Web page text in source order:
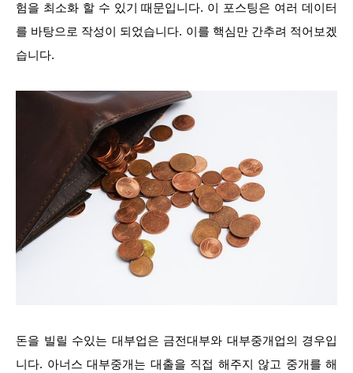
험을 최소화 할 수 있기 때문입니다. 이 포스팅은 여러 데이터
를 바탕으로 작성이 되었습니다. 이를 핵심만 간추려 적어보겠
습니다.
돈을 빌릴 수있는 대부업은 금전대부와 대부중개업의 경우입
니다. 아너스 대부중개는 대출을 직접 해주지 않고 중개를 해